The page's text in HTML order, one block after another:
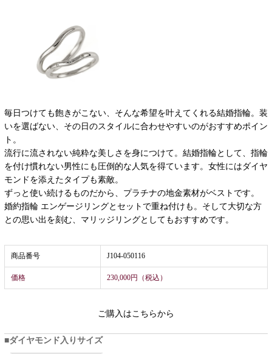
毎日つけても飽きがこない、そんな希望を叶えてくれる結婚指輪。装
いを選ばない、その日のスタイルに合わせやすいのがおすすめポイン
ト。
流行に流されない純粋な美しさを身につけて。結婚指輪として、指輪
を付け慣れない男性にも圧倒的な人気を得ています。女性にはダイヤ
モンドを添えたタイプも素敵。
ずっと使い続けるものだから、プラチナの地金素材がベストです。
婚約指輪 エンゲージリングとセットで重ね付けも。そして大切な方
との思い出を刻む、マリッジリングとしてもおすすめです。
商品番号 J104-050116
価格 230,000円（税込）
ご購入はこちらから
ダイヤモンド入りサイズ